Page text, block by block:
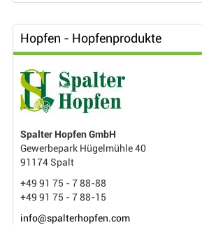
Hopfen - Hopfenprodukte
Spalter Hopfen GmbH
Gewerbepark Hügelmühle 40
91174 Spalt
+49 91 75 - 7 88-88
+49 91 75 - 7 88-15
info@spalterhopfen.com